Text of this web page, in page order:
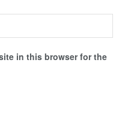
in this browser for the